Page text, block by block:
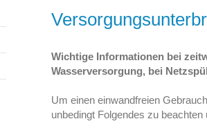
Wichtige Informationen bei
Wasserversorgung, bei
Um einen einwandfreien
unbedingt Folgendes zu